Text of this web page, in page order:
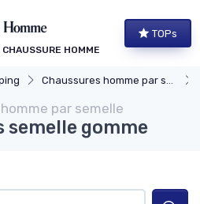
HOMME
TOPs
Chaussures homme par semelle
par semelle
semelle gomme